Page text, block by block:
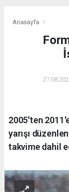
Anasayfa
2005'ten
yarışı
takvime dahil